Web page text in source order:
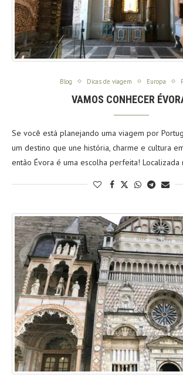
Blog Dicas de viagem Europa
VAMOS CONHECER
Se você está planejando uma viagem por
um destino que une história, charme e cultura
então Évora é uma escolha perfeita!